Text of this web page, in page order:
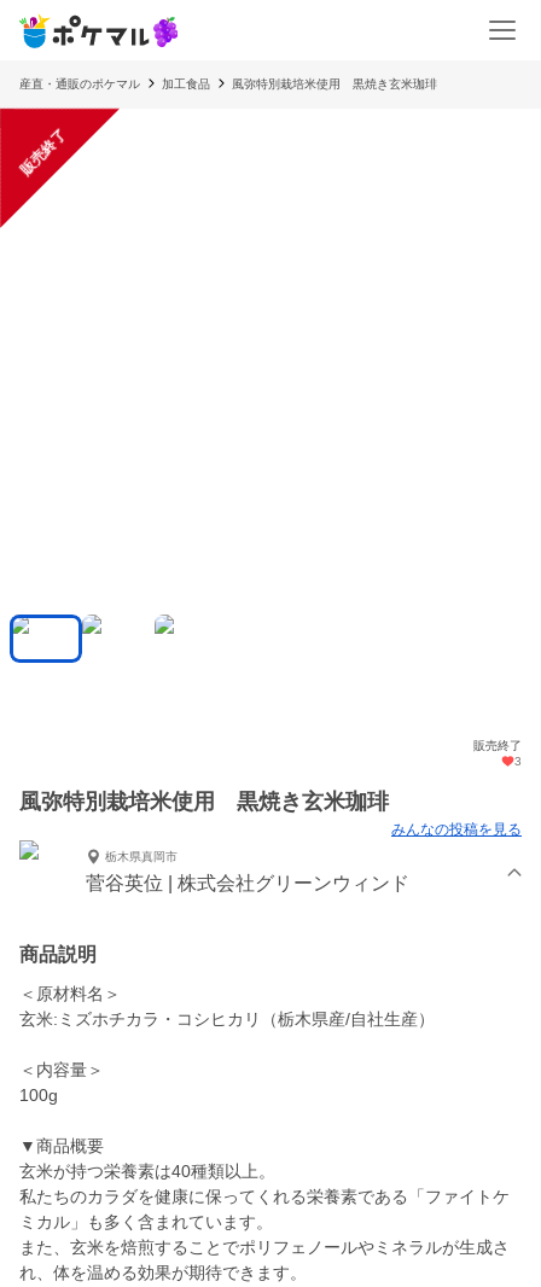
産直・通販のポケマル 加工食品 風弥特別栽培米使用 黒焼き玄米珈琲
販売終了
販売終了
3
風弥特別栽培米使用 黒焼き玄米珈琲
みんなの投稿を見る
栃木県真岡市
菅谷英位 | 株式会社グリーンウィンド
商品説明
＜原材料名＞
玄米:ミズホチカラ・コシヒカリ（栃木県産/自社生産）
＜内容量＞
100g
▼商品概要
玄米が持つ栄養素は40種類以上。
私たちのカラダを健康に保ってくれる栄養素である「ファイトケ
ミカル」も多く含まれています。
また、玄米を焙煎することでポリフェノールやミネラルが生成さ
れ、体を温める効果が期待できます。